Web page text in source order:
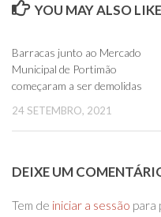
YOU MAY ALSO
Barracas junto ao Mercado
Municipal de Portimão
começaram a ser demolidas
24 SETEMBRO, 2021
DEIXE UM
Tem de iniciar a sessão para